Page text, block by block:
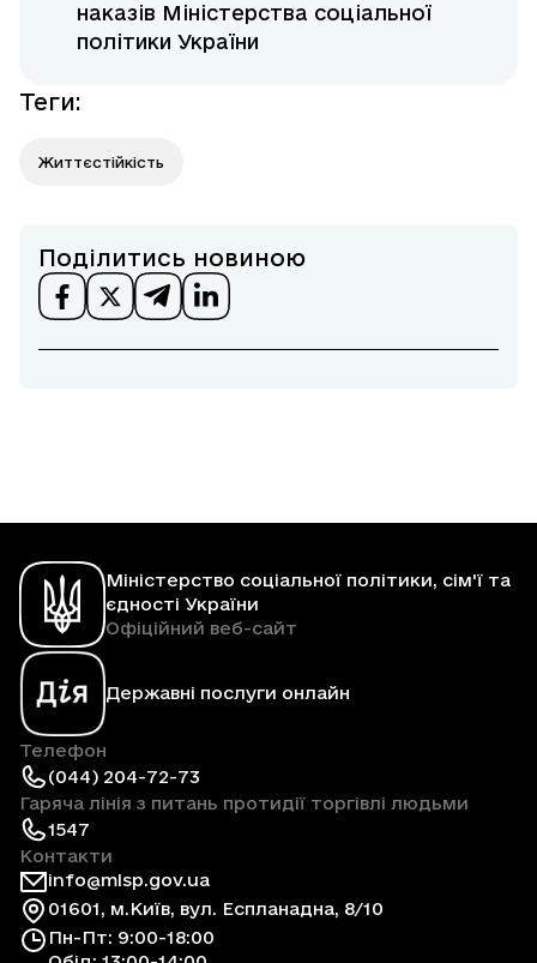
наказів Міністерства соціальної
політики України
Теги:
Життєстійкість
Поділитись новиною
Міністерство соціальної політики, сім'ї та
єдності України
Офіційний веб-сайт
Державні послуги онлайн
Телефон
(044) 204-72-73
Гаряча лінія з питань протидії торгівлі людьми
1547
Контакти
info@mlsp.gov.ua
01601, м.Київ, вул. Еспланадна, 8/10
Пн-Пт: 9:00-18:00